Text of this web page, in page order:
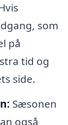
som
på
tid og
side.
Sæsonen
også